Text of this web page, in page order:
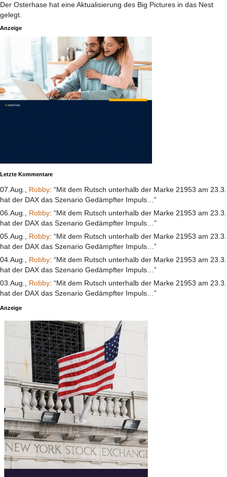
Der Osterhase hat eine Aktualisierung des Big Pictures in das Nest
gelegt.
Anzeige
Letzte Kommentare
07.Aug., Robby: “Mit dem Rutsch unterhalb der Marke 21953 am 23.3.
hat der DAX das Szenario Gedämpfter Impuls…”
06.Aug., Robby: “Mit dem Rutsch unterhalb der Marke 21953 am 23.3.
hat der DAX das Szenario Gedämpfter Impuls…”
05.Aug., Robby: “Mit dem Rutsch unterhalb der Marke 21953 am 23.3.
hat der DAX das Szenario Gedämpfter Impuls…”
04.Aug., Robby: “Mit dem Rutsch unterhalb der Marke 21953 am 23.3.
hat der DAX das Szenario Gedämpfter Impuls…”
03.Aug., Robby: “Mit dem Rutsch unterhalb der Marke 21953 am 23.3.
hat der DAX das Szenario Gedämpfter Impuls…”
Anzeige